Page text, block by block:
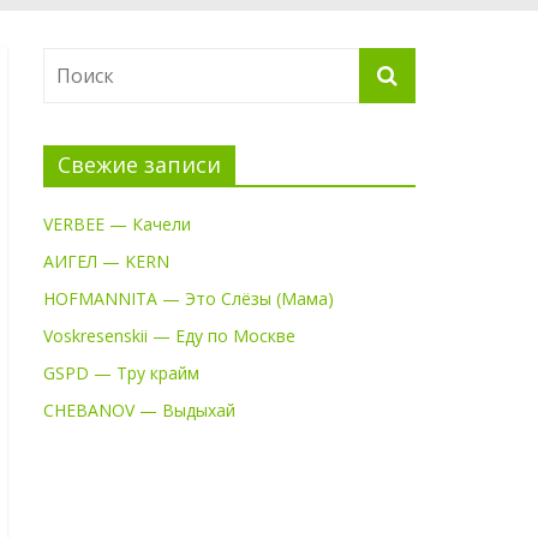
Свежие записи
VERBEE — Качели
АИГЕЛ — KERN
HOFMANNITA — Это Слёзы (Мама)
Voskresenskii — Еду по Москве
GSPD — Тру крайм
CHEBANOV — Выдыхай